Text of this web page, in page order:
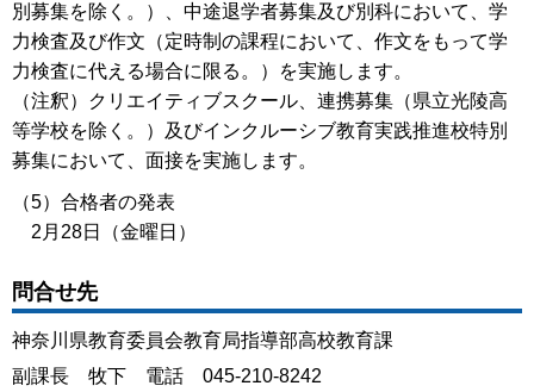
別募集を除く。）、中途退学者募集及び別科において、学
力検査及び作文（定時制の課程において、作文をもって学
力検査に代える場合に限る。）を実施します。
（注釈）クリエイティブスクール、連携募集（県立光陵高
等学校を除く。）及びインクルーシブ教育実践推進校特別
募集において、面接を実施します。
（5）合格者の発表
2月28日（金曜日）
問合せ先
神奈川県教育委員会教育局指導部高校教育課
副課長 牧下 電話 045-210-8242